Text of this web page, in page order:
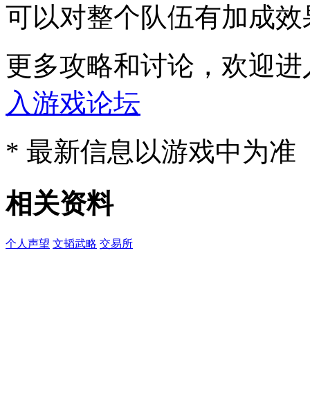
可以对整个队伍有加成效
更多攻略和讨论，欢迎
入游戏论坛
* 最新信息以游戏中为准
相关资料
个人声望 文韬武略 交易所